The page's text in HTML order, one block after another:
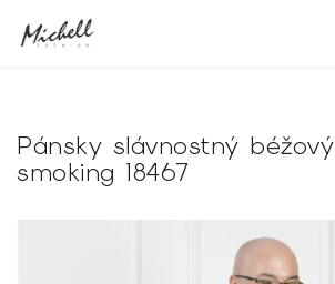
Pánsky slávnostný béžový
smoking 18467